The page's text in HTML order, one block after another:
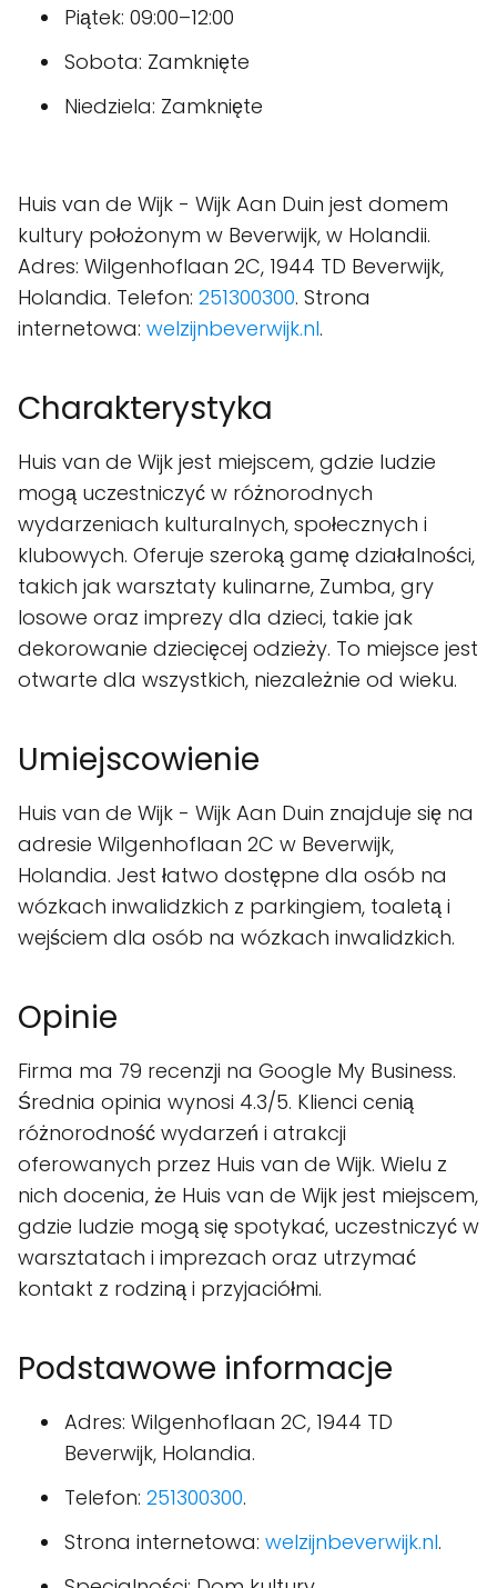
Piątek: 09:00–12:00
Sobota: Zamknięte
Niedziela: Zamknięte
Huis van de Wijk - Wijk Aan Duin jest domem
kultury położonym w Beverwijk, w Holandii.
Adres: Wilgenhoflaan 2C, 1944 TD Beverwijk,
Holandia. Telefon: 251300300. Strona
internetowa: welzijnbeverwijk.nl.
Charakterystyka
Huis van de Wijk jest miejscem, gdzie ludzie
mogą uczestniczyć w różnorodnych
wydarzeniach kulturalnych, społecznych i
klubowych. Oferuje szeroką gamę działalności,
takich jak warsztaty kulinarne, Zumba, gry
losowe oraz imprezy dla dzieci, takie jak
dekorowanie dziecięcej odzieży. To miejsce jest
otwarte dla wszystkich, niezależnie od wieku.
Umiejscowienie
Huis van de Wijk - Wijk Aan Duin znajduje się na
adresie Wilgenhoflaan 2C w Beverwijk,
Holandia. Jest łatwo dostępne dla osób na
wózkach inwalidzkich z parkingiem, toaletą i
wejściem dla osób na wózkach inwalidzkich.
Opinie
Firma ma 79 recenzji na Google My Business.
Średnia opinia wynosi 4.3/5. Klienci cenią
różnorodność wydarzeń i atrakcji
oferowanych przez Huis van de Wijk. Wielu z
nich docenia, że Huis van de Wijk jest miejscem,
gdzie ludzie mogą się spotykać, uczestniczyć w
warsztatach i imprezach oraz utrzymać
kontakt z rodziną i przyjaciółmi.
Podstawowe informacje
Adres: Wilgenhoflaan 2C, 1944 TD
Beverwijk, Holandia.
Telefon: 251300300.
Strona internetowa: welzijnbeverwijk.nl.